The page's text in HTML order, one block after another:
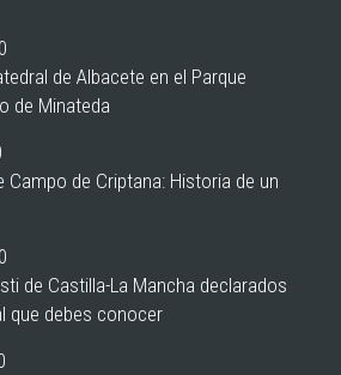
de Albacete en el Parque
de Minateda
Campo de Criptana: Historia de un
de Castilla-La Mancha declarados
que debes conocer